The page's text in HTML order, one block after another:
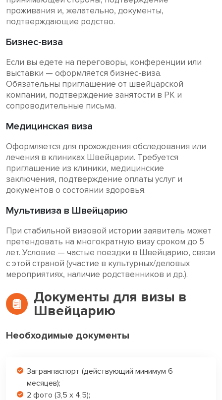
проживания и, желательно, документы,
подтверждающие родство.
Бизнес-виза
Если вы едете на переговоры, конференции или
выставки — оформляется бизнес-виза.
Обязательны приглашение от швейцарской
компании, подтверждение занятости в РК и
сопроводительные письма.
Медицинская виза
Оформляется для прохождения обследования или
лечения в клиниках Швейцарии. Требуется
приглашение из клиники, медицинские
заключения, подтверждение оплаты услуг и
документов о состоянии здоровья.
Мультивиза в Швейцарию
При стабильной визовой истории заявитель может
претендовать на многократную визу сроком до 5
лет. Условие — частые поездки в Швейцарию, связи
с этой страной (участие в культурных/деловых
мероприятиях, наличие родственников и др.).
Документы для визы в
Швейцарию
Необходимые документы
Загранпаспорт (действующий минимум 6
месяцев);
2 фото (3,5 x 4,5);